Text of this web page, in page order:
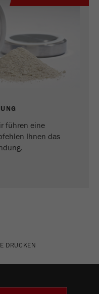
Site-Benutzern
führen eine
Ihnen das
DRUCKEN